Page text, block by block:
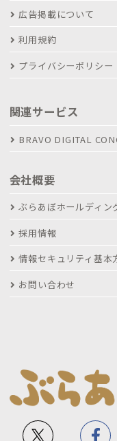
広告掲載について
利用規約
プライバシーポリシー
関連サービス
BRAVO DIGITAL
会社概要
ぶらあぼホールディン
採用情報
情報セキュリティ基本
お問い合わせ